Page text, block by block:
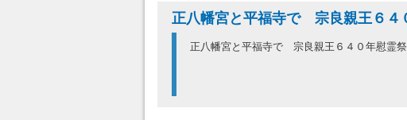
正八幡宮と平福寺で 宗良親王６
正八幡宮と平福寺で 宗良親王６４０年慰霊